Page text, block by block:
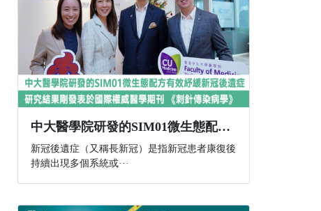
中大醫學院研發的SIM01微生態配方有效紓緩新冠後遺症 研究結果剛發表於國際權威醫學期刊 《刺針傳染病學》
新冠後遺症（又稱長新冠）是指新冠患者康復後
持續出現多個系統或···